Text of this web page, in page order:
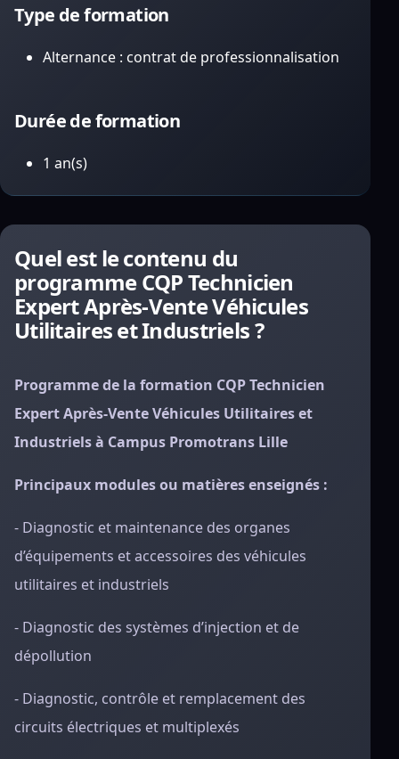
Type de formation
Alternance : contrat de professionnalisation
Durée de formation
1 an(s)
Quel est le contenu du
programme CQP Technicien
Expert Après-Vente Véhicules
Utilitaires et Industriels ?
Programme de la formation CQP Technicien
Expert Après-Vente Véhicules Utilitaires et
Industriels à Campus Promotrans Lille
Principaux modules ou matières enseignés :
- Diagnostic et maintenance des organes
d’équipements et accessoires des véhicules
utilitaires et industriels
- Diagnostic des systèmes d’injection et de
dépollution
- Diagnostic, contrôle et remplacement des
circuits électriques et multiplexés